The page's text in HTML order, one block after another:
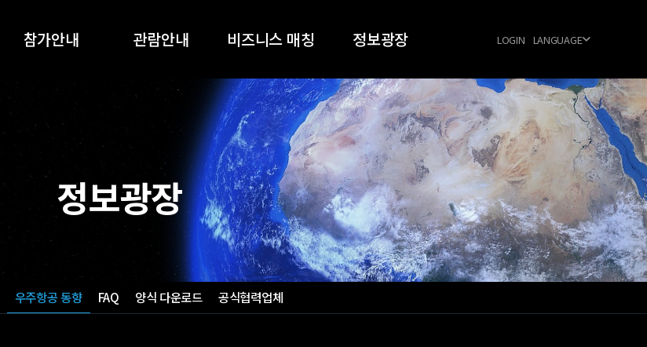
참가안내
온라인 참가신청
스폰서십
관람안내
온라인 사전등록
부대행사
부스배치도
참가업체 목록
오시는길
비즈니스 매칭
AEROTEC2024
AEROTEC2026
정보광장
공지사항
우주항공 동향
FAQ
양식 다운로드
공식협력업체
LOGIN LANGUAGE
정보광장
우주항공 동향 FAQ 양식 다운로드 공식협력업체